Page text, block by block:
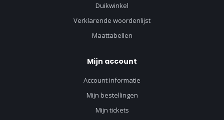
Duikwinkel
Verklarende woordenlijst
Maattabellen
Mijn account
Account informatie
Mijn bestellingen
Mijn tickets